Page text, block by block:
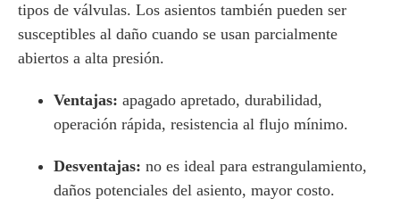
tipos de válvulas. Los asientos también pueden ser
susceptibles al daño cuando se usan parcialmente
abiertos a alta presión.
Ventajas: apagado apretado, durabilidad,
operación rápida, resistencia al flujo mínimo.
Desventajas: no es ideal para estrangulamiento,
daños potenciales del asiento, mayor costo.